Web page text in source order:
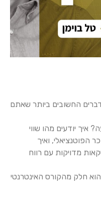
החשובים ביותר שאתם
איך יודעים מהו שווי
הפוטנציאלי, ואיך
מדויקות עם רווח
חלק מהקורס האינטרנטי